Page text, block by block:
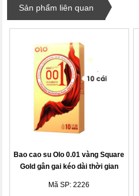
Sản phẩm liên quan
Bao cao su Olo 0.01 vàng Square
Gold gân gai kéo dài thời gian
Mã SP: 2226